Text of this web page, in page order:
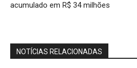
acumulado em R$ 34 milhões
NOTÍCIAS RELACIONADAS